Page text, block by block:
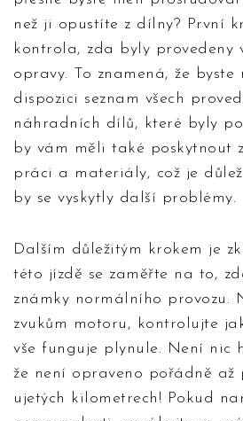
než ji opustíte z dílny? První
kontrola, zda byly provedeny
opravy. To znamená, že
dispozici seznam všech
náhradních dílů, které byly
by vám měli také poskytnout
práci a materiály, což je
by se vyskytly další problémy.
Dalším důležitým krokem je
této jízdě se zaměřte na to,
známky normálního provozu.
zvukům motoru, kontrolujte
vše funguje plynule. Není nic
že není opraveno pořádně až
ujetých kilometrech! Pokud